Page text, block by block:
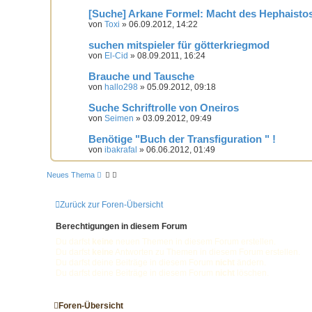
[Suche] Arkane Formel: Macht des
vonToxi » 06.09.2012, 14:22
suchen mitspieler für götterkriegmod
von El-Cid » 08.09.2011, 16:24
Brauche und Tausche
vonhallo298 » 05.09.2012, 09:18
Suche Schriftrolle von Oneiros
vonSeimen » 03.09.2012, 09:49
Benötige "Buch der Transfiguration " !
vonibakrafal » 06.06.2012, 01:49
Neues Thema
Zurück zur Foren-Übersicht
Berechtigungen in diesem Forum
Du darfst keine neuen Themen in diesem Forum erstellen.
Du darfst keine Antworten zu Themen in diesem Forum erstellen.
Du darfst deine Beiträge in diesem Forum nicht ändern.
Du darfst deine Beiträge in diesem Forum nicht löschen.
Foren-Übersicht